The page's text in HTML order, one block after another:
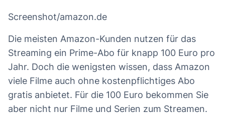
Screenshot/amazon.de
Die meisten Amazon-Kunden nutzen für das
Streaming ein Prime-Abo für knapp 100 Euro pro
Jahr. Doch die wenigsten wissen, dass Amazon
viele Filme auch ohne kostenpflichtiges Abo
gratis anbietet. Für die 100 Euro bekommen Sie
aber nicht nur Filme und Serien zum Streamen.